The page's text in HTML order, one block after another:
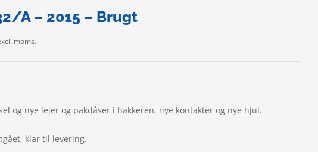
A – 2015 – Brugt
moms.
og nye lejer og pakdåser i hakkeren, nye kontakter og nye hjul.
klar til levering.